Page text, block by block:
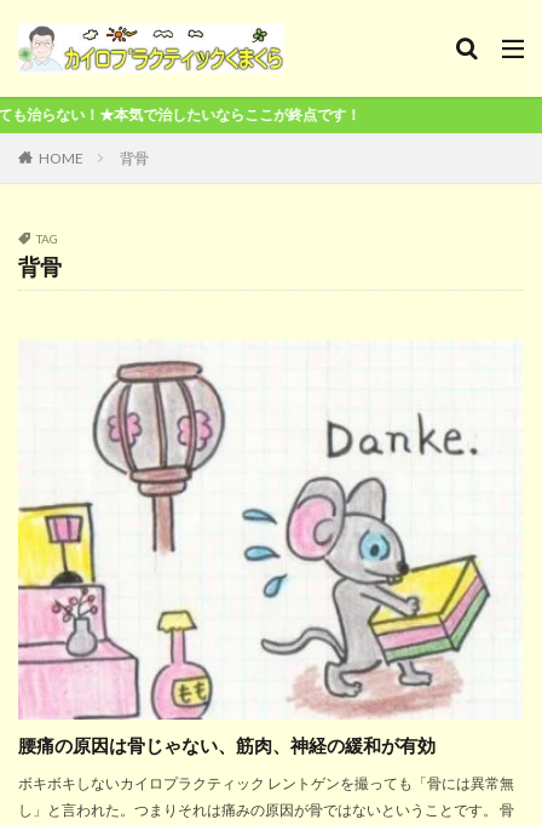
気で治したいならここが終点です！
HOME 背骨
TAG
背骨
腰痛の原因は骨じゃない、筋肉、神経の緩和が有効
ボキボキしないカイロプラクティック レントゲンを撮っても「骨には異常無
し」と言われた。つまりそれは痛みの原因が骨ではないということです。 骨